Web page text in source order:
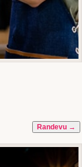
Randevu →